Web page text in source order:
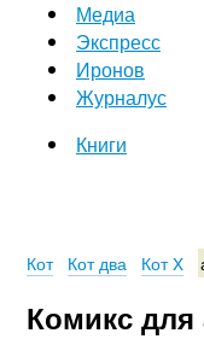
Медиа
Экспресс
Иронов
Журналус
Книги
Кот Кот два Кот X
Комикс для